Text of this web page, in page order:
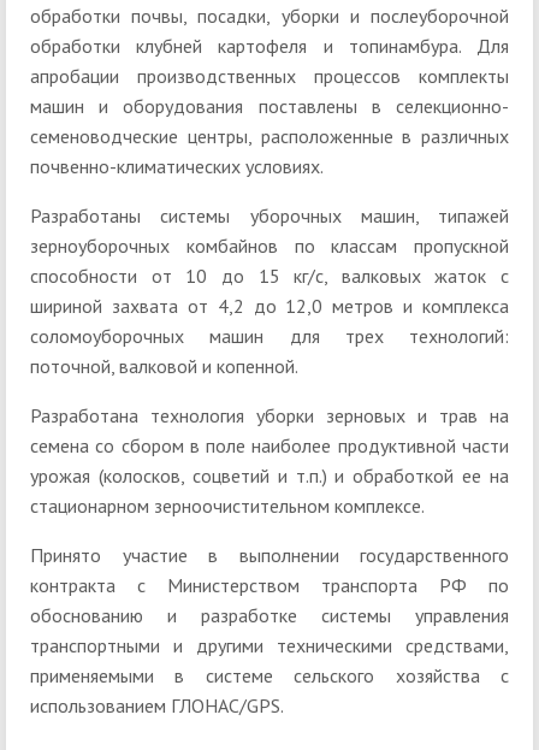
обработки почвы, посадки, уборки и послеуборочной
обработки клубней картофеля и топинамбура. Для
апробации производственных процессов комплекты
машин и оборудования поставлены в селекционно-
семеноводческие центры, расположенные в различных
почвенно-климатических условиях.
Разработаны системы уборочных машин, типажей
зерноуборочных комбайнов по классам пропускной
способности от 10 до 15 кг/с, валковых жаток с
шириной захвата от 4,2 до 12,0 метров и комплекса
соломоуборочных машин для трех технологий:
поточной, валковой и копенной.
Разработана технология уборки зерновых и трав на
семена со сбором в поле наиболее продуктивной части
урожая (колосков, соцветий и т.п.) и обработкой ее на
стационарном зерноочистительном комплексе.
Принято участие в выполнении государственного
контракта с Министерством транспорта РФ по
обоснованию и разработке системы управления
транспортными и другими техническими средствами,
применяемыми в системе сельского хозяйства с
использованием ГЛОНАС/GPS.